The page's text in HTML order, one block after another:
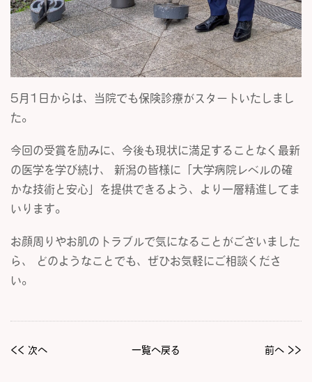
5月1日からは、当院でも保険診療がスタートいたしまし
た。
今回の受賞を励みに、今後も現状に満足することなく最新
の医学を学び続け、 新潟の皆様に「大学病院レベルの確
かな技術と安心」を提供できるよう、より一層精進してま
いります。
お顔周りやお肌のトラブルで気になることがございました
ら、 どのようなことでも、ぜひお気軽にご相談くださ
い。
<< 次へ 一覧へ戻る 前へ >>